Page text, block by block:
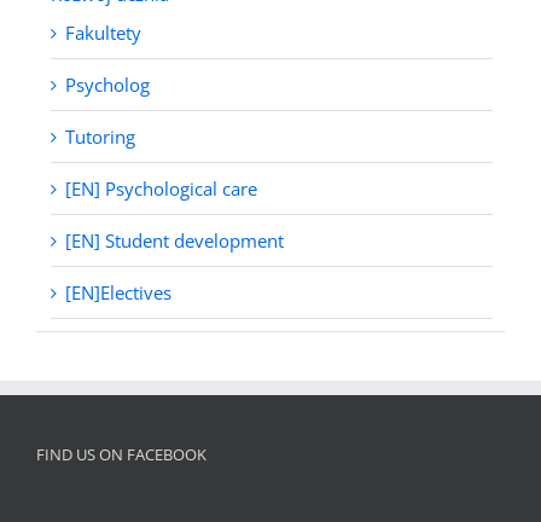
Fakultety
Psycholog
Tutoring
[EN] Psychological care
[EN] Student development
[EN]Electives
FIND US ON FACEBOOK